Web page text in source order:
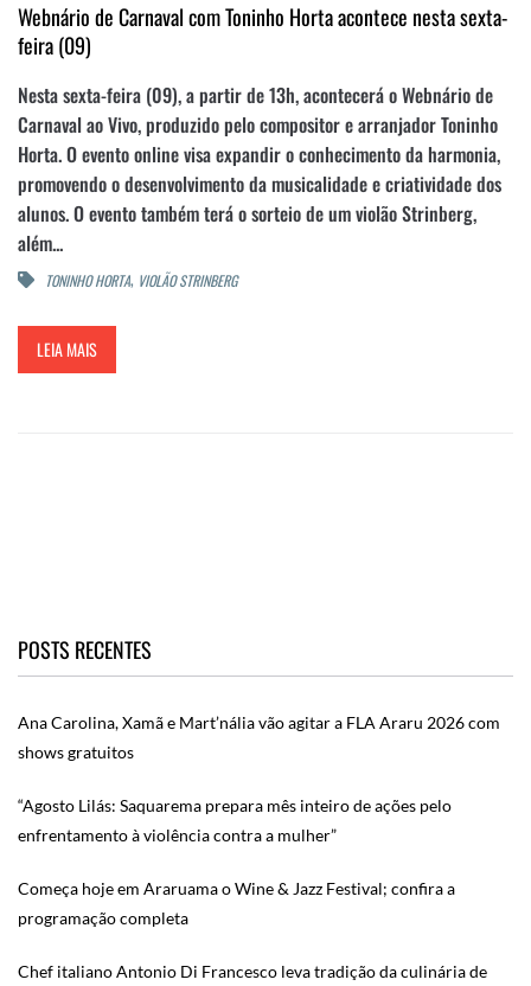
Webnário de Carnaval com Toninho Horta acontece nesta sexta-
feira (09)
Nesta sexta-feira (09), a partir de 13h, acontecerá o Webnário de
Carnaval ao Vivo, produzido pelo compositor e arranjador Toninho
Horta. O evento online visa expandir o conhecimento da harmonia,
promovendo o desenvolvimento da musicalidade e criatividade dos
alunos. O evento também terá o sorteio de um violão Strinberg,
além...
TONINHO HORTA, VIOLÃO STRINBERG
LEIA MAIS
POSTS RECENTES
Ana Carolina, Xamã e Mart’nália vão agitar a FLA Araru 2026 com
shows gratuitos
“Agosto Lilás: Saquarema prepara mês inteiro de ações pelo
enfrentamento à violência contra a mulher”
Começa hoje em Araruama o Wine & Jazz Festival; confira a
programação completa
Chef italiano Antonio Di Francesco leva tradição da culinária de